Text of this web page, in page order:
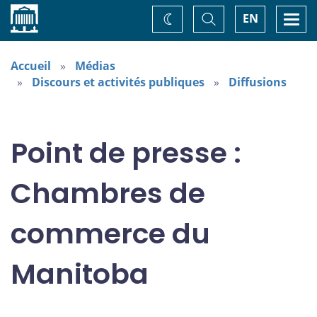
Accueil EN
Basculer
la
recherche
Changez
de
Accueil
Médias
Discours et activités publiques
Diffusions
Point de presse :
Chambres de
commerce du
Manitoba